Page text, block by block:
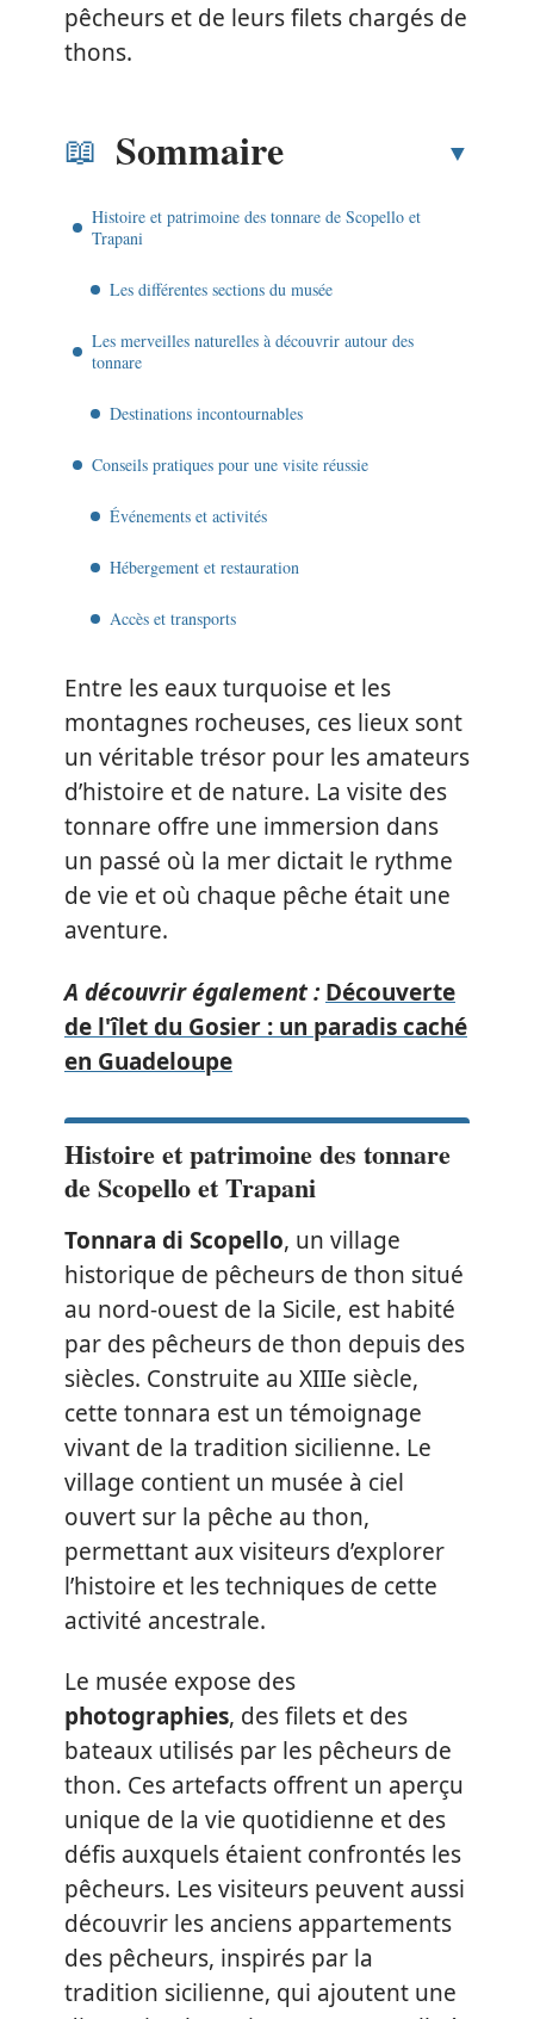
pêcheurs et de leurs filets chargés de
thons.
Sommaire
Histoire et patrimoine des tonnare de Scopello et
Trapani
Les différentes sections du musée
Les merveilles naturelles à découvrir autour des
tonnare
Destinations incontournables
Conseils pratiques pour une visite réussie
Événements et activités
Hébergement et restauration
Accès et transports
Entre les eaux turquoise et les
montagnes rocheuses, ces lieux sont
un véritable trésor pour les amateurs
d’histoire et de nature. La visite des
tonnare offre une immersion dans
un passé où la mer dictait le rythme
de vie et où chaque pêche était une
aventure.
A découvrir également : Découverte
de l'îlet du Gosier : un paradis caché
en Guadeloupe
Histoire et patrimoine des tonnare
de Scopello et Trapani
Tonnara di Scopello, un village
historique de pêcheurs de thon situé
au nord-ouest de la Sicile, est habité
par des pêcheurs de thon depuis des
siècles. Construite au XIIIe siècle,
cette tonnara est un témoignage
vivant de la tradition sicilienne. Le
village contient un musée à ciel
ouvert sur la pêche au thon,
permettant aux visiteurs d’explorer
l’histoire et les techniques de cette
activité ancestrale.
Le musée expose des
photographies, des filets et des
bateaux utilisés par les pêcheurs de
thon. Ces artefacts offrent un aperçu
unique de la vie quotidienne et des
défis auxquels étaient confrontés les
pêcheurs. Les visiteurs peuvent aussi
découvrir les anciens appartements
des pêcheurs, inspirés par la
tradition sicilienne, qui ajoutent une